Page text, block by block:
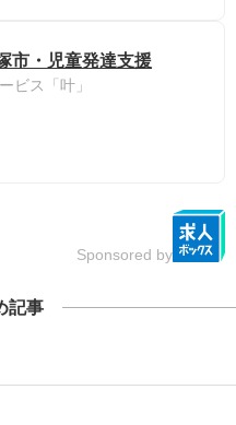
市・児童発達支援
ビス「叶」
Sponsored by
記事